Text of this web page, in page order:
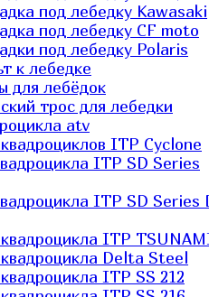
под лебедку Kawasaki
под лебедку СF moto
под лебедку Polaris
к лебедке
для лебёдок
трос для лебедки
atv
ITP Cyclone
ITP SD Series
ITP SD Series
ITP
Delta Steel
ITP SS 212